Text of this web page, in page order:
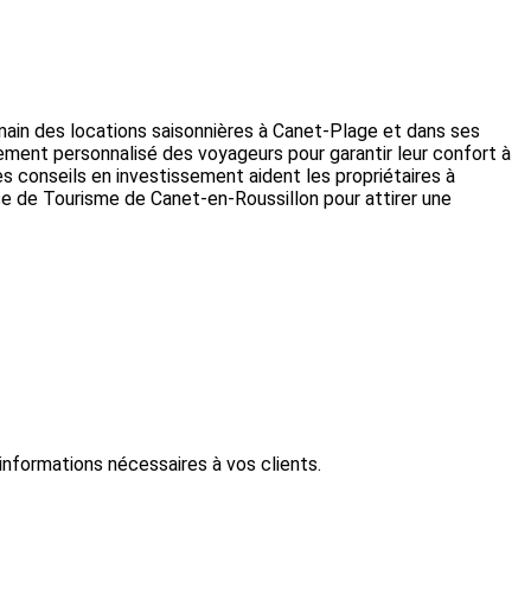
des locations saisonnières à Canet-Plage et dans ses
personnalisé des voyageurs pour garantir leur confort à
conseils en investissement aident les propriétaires à
Tourisme de Canet-en-Roussillon pour attirer une
nécessaires à vos clients.